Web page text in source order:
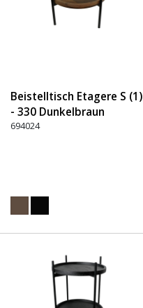
Beistelltisch Etagere S (1)
- 330 Dunkelbraun
694024